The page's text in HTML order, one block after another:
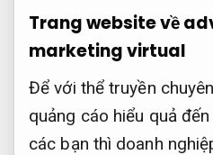
Trang website về
marketingvirtual
Để với thể truyền
quảng cáo hiểu quả
các bạn thì doanh